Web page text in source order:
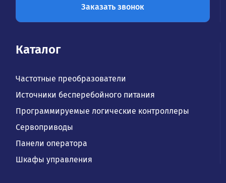
Заказать звонок
Каталог
Частотные преобразователи
Источники бесперебойного питания
Программируемые логические контроллеры
Сервоприводы
Панели оператора
Шкафы управления